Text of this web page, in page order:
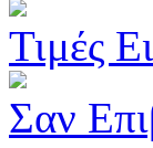
Τιμές
Σαν